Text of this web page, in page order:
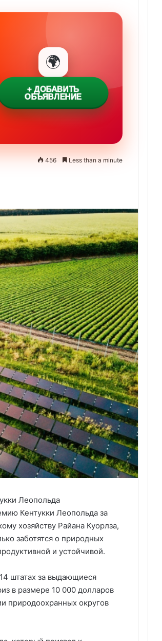
🌍
+ ДОБАВИТЬ
ОБЪЯВЛЕНИЕ
456 Less than a minute
Кентукки Леопольда за
хозяйству Райана Куорлза,
заботятся о природных
и устойчивой.
штатах за выдающиеся
в размере 10 000 долларов
природоохранных округов
факты о Флориде